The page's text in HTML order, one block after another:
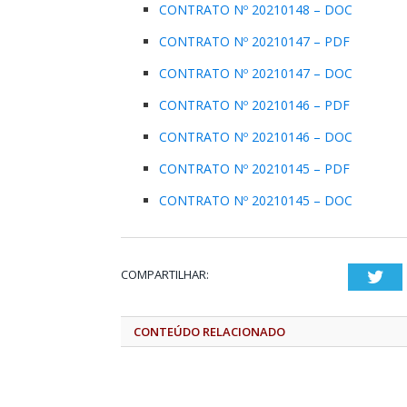
CONTRATO Nº 20210148 – DOC
CONTRATO Nº 20210147 – PDF
CONTRATO Nº 20210147 – DOC
CONTRATO Nº 20210146 – PDF
CONTRATO Nº 20210146 – DOC
CONTRATO Nº 20210145 – PDF
CONTRATO Nº 20210145 – DOC
COMPARTILHAR:
CONTEÚDO RELACIONADO